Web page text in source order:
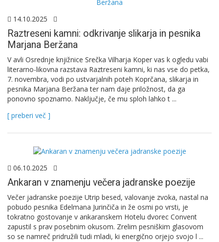
14.10.2025
Raztreseni kamni: odkrivanje slikarja in pesnika
Marjana Beržana
V avli Osrednje knjižnice Srečka Vilharja Koper vas k ogledu vabi
literarno-likovna razstava Raztreseni kamni, ki nas vse do petka,
7. novembra, vodi po ustvarjalnih poteh Koprčana, slikarja in
pesnika Marjana Beržana ter nam daje priložnost, da ga
ponovno spoznamo. Naključje, če mu sploh lahko t ...
[ preberi več ]
06.10.2025
Ankaran v znamenju večera jadranske poezije
Večer jadranske poezije Utrip besed, valovanje zvoka, nastal na
pobudo pesnika Edelmana Jurinčiča in že osmi po vrsti, je
tokratno gostovanje v ankaranskem Hotelu dvorec Convent
zapustil s prav posebnim okusom. Zrelim pesniškim glasovom
so se namreč pridružili tudi mladi, ki energično orjejo svojo l ...